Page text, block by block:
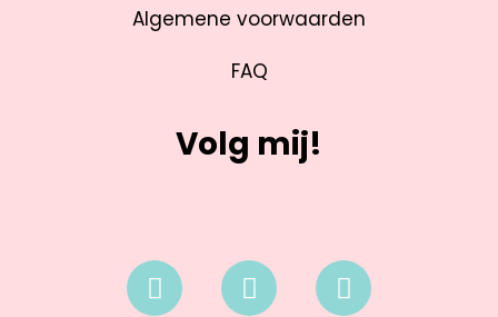
Algemene voorwaarden
FAQ
Volg mij!